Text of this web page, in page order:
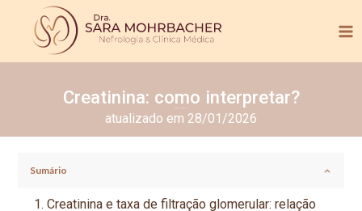
Creatinina: como interpretar?
atualizado em 28/01/2026
Sumário
Creatinina e taxa de filtração glomerular: relação